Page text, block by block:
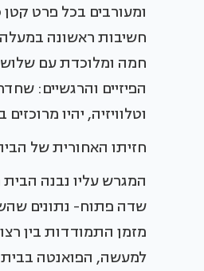
ומעורבים בכל פרט
חשיבות ראשונה
חמה ומלוכדת עם שלושה
הפיזיים והרגשיים:
וטלוויזיה, יהיו
חזיתו האחורית של
המגרש עליו נבנה
שדה פתוח- נתונים
מזמן התמודדות בין
למעשה, הפואנטה